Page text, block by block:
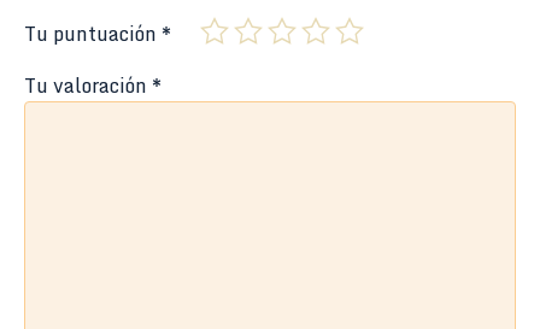
Tu puntuación *
Tu valoración *